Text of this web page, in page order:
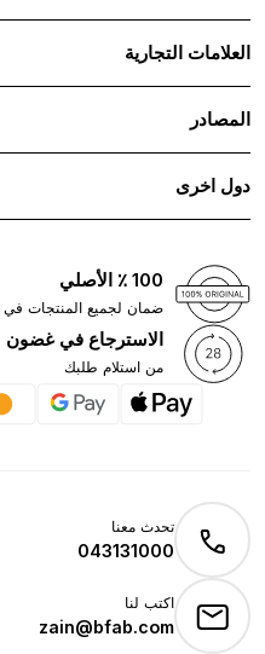
العلامات التجارية
المصادر
دول اخرى
100 ٪ الأصلي
ضمان لجميع المنتجات
الاسترجاع في غضون 28 يومًا
من استلام طلبك
تحدث معنا
043131000
اكتب لنا
zain@bfab.com